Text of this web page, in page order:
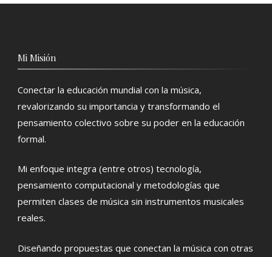
Mi Misión
Conectar la educación mundial con la música,
revalorizando su importancia y transformando el
pensamiento colectivo sobre su poder en la educación
formal.
Mi enfoque integra (entre otros) tecnología,
pensamiento computacional y metodologías que
permiten clases de música sin instrumentos musicales
reales.
Diseñando propuestas que conectan la música con otras